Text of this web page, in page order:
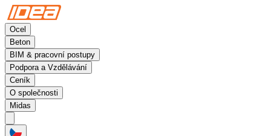
Ocel
Beton
BIM & pracovní postupy
Podpora a Vzdělávání
Ceník
O společnosti
Midas